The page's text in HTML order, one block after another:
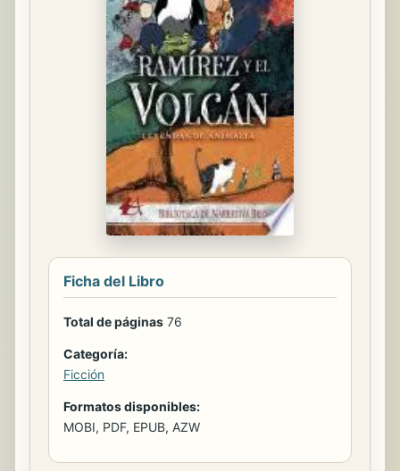
Ficha del Libro
Total de páginas 76
Categoría:
Ficción
Formatos disponibles:
MOBI, PDF, EPUB, AZW